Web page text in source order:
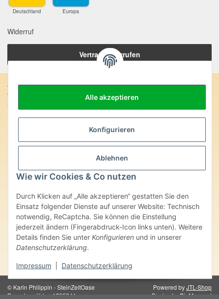
Alle akzeptieren
Konfigurieren
Ablehnen
Wie wir Cookies & Co nutzen
Durch Klicken auf „Alle akzeptieren“ gestatten Sie den
Einsatz folgender Dienste auf unserer Website: Technisch
notwendig, ReCaptcha. Sie können die Einstellung
jederzeit ändern (Fingerabdruck-Icon links unten). Weitere
Details finden Sie unter Konfigurieren und in unserer
Datenschutzerklärung.
Impressum Datenschutzerklärung
Deutschland Europa
Widerruf
Vertrag widerrufen
Anschrift:
SteinZeitOase
Frau Karin Philippin
Uhlandstr. 7
Heilversprechen:
besondere Kräfte und Eigenschaften zugeordnet. Wir weisen
heilender Wirkungen (körperlich-seelisch-mental-geistig) einzelner
Produkte im Internet, Prospekten oder dem Vertragspartner
überlassenen Unterlagen bisher weder medizinisch anerkannt oder
wissenschaftlich nachweisbar sind. Die gemachten Angaben
beruhen ausschließlich auf Überlieferungen und langjähriger
Erfahrung. Unsere Produkte ersetzen nie den Besuch beim Arzt
oder Heilpraktiker und sind auch kein Medikamentenersatz. Auch
Therapieform dar.
© Karin Philippin - SteinZeitOase
Besucherzähler: 1295341
Powered byJTL-Shop
Design by BigMammut